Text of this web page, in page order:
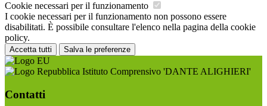
Cookie necessari per il funzionamento
I cookie necessari per il funzionamento non possono essere
disabilitati. È possibile consultare l'elenco nella pagina della cookie
policy.
Accetta tutti Salva le preferenze
Istituto Comprensivo 'DANTE ALIGHIERI'
Contatti